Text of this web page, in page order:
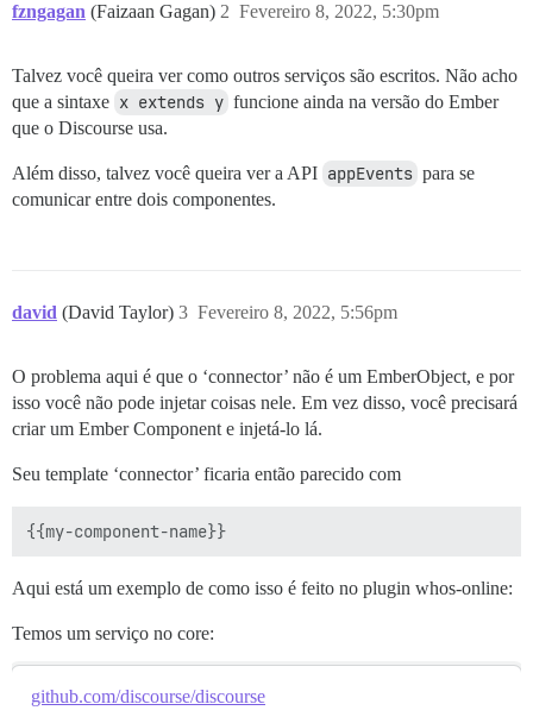
fzngagan (Faizaan Gagan) Fevereiro 8, 2022, 5:30pm
2
Talvez você queira ver como outros serviços são escritos. Não acho
que a sintaxe x extends y funcione ainda na versão do Ember
que o Discourse usa.
Além disso, talvez você queira ver a API appEvents para se
comunicar entre dois componentes.
david (David Taylor) Fevereiro 8, 2022, 5:56pm
3
O problema aqui é que o ‘connector’ não é um EmberObject, e por
isso você não pode injetar coisas nele. Em vez disso, você precisará
criar um Ember Component e injetá-lo lá.
Seu template ‘connector’ ficaria então parecido com
Aqui está um exemplo de como isso é feito no plugin whos-online:
Temos um serviço no core:
github.com/discourse/discourse